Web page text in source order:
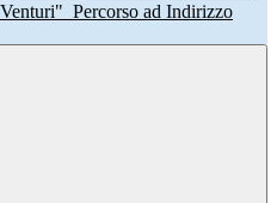
Percorso ad Indirizzo